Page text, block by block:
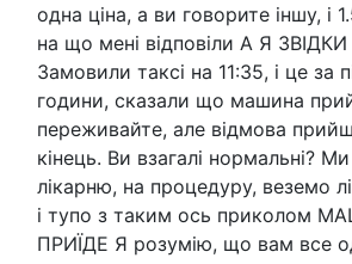
одна ціна, а ви говорите іншу, і
на що мені відповіли А Я
Замовили таксі на 11:35, і це за
години, сказали що машина
переживайте, але відмова
кінець. Ви взагалі нормальні?
лікарню, на процедуру, веземо
і тупо з таким ось приколом
ПРИЇДЕ Я розумію, що вам все